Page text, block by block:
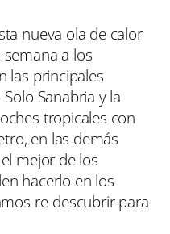
nueva ola de calor
a los
las principales
Sanabria y la
tropicales con
en las demás
mejor de los
hacerlo en los
re-descubrir para